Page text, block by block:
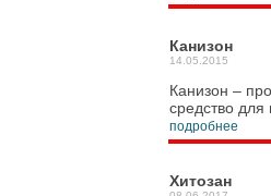
Канизон
14.05.2015
Канизон –
средство для
подробнее
Хитозан